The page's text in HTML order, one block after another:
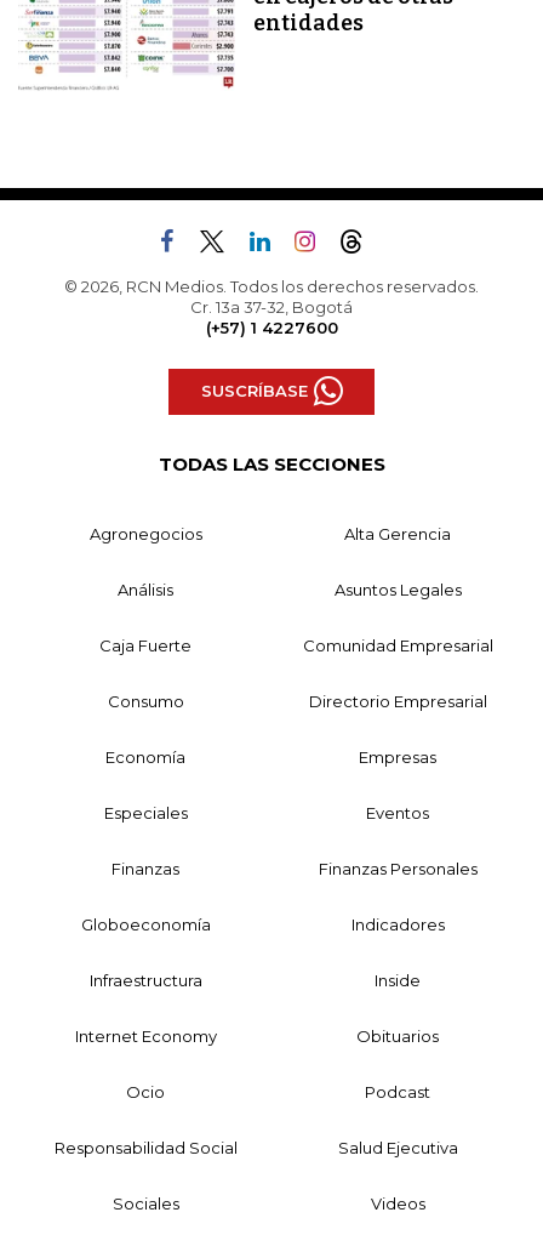
entidades
© 2026, RCN Medios. Todos los derechos reservados.
Cr. 13a 37-32, Bogotá
(+57) 1 4227600
SUSCRÍBASE
TODAS LAS SECCIONES
Agronegocios Alta Gerencia
Análisis Asuntos Legales
Caja Fuerte Comunidad Empresarial
Consumo Directorio Empresarial
Economía Empresas
Especiales Eventos
Finanzas Finanzas Personales
Globoeconomía Indicadores
Infraestructura Inside
Internet Economy Obituarios
Ocio Podcast
Responsabilidad Social Salud Ejecutiva
Sociales Videos